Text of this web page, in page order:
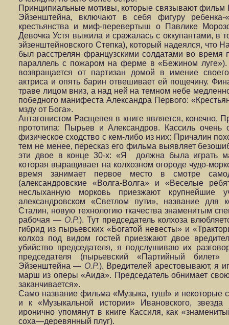
Принципиальные мотивы, которые связывают
Эйзенштейна, включают в себя фигуру ребенка-
крестьянства и миф-перевертыш о Павлике
Девочка Устя выжила и сражалась с оккупантами, в
эйзенштейновского Степка), который надеялся, что
был расстрелян французскими солдатами во время
параллель с пожаром на ферме в «Бежином луге»).
возвращается от партизан домой в имение
актриса и опять барин отвешивает ей пощечину.
траве лицом вниз, а над ней на темном небе
победного манифеста Александра Первого:
мзду от Бога».
Антагонистом Расщепея в книге является, конечно,
прототипа: Пырьев и Александров. Кассиль
физическое сходство с кем-либо из них: Причалин
тем не менее, пересказ его фильма выявляет
эти двое в конце 30-х: «Я должна была играть
которая выращивает на колхозном огороде чудо-
время занимает первое место в смотре
(александровские «Волга-Волга» и «Веселые
неслыханную морковь приезжают крупнейшие
александровском «Светлом пути», название для
Сталин, новую технологию ткачества знаменитым
рабочая — О.Р.). Тут председатель колхоза
гибрид из пырьевских «Богатой невесты» и
колхоз под видом гостей приезжают двое
убийство председателя, я подслушиваю их
председателя (пырьевский «Партийный
Эйзенштейна — О.Р.). Вредителей арестовывают, я
марш из оперы «Аида». Председатель обнимает
заканчивается».
Само название фильма «Музыка, туш!» и некоторые
и к «Музыкальной истории» Ивановского,
иронично упомянут в книге Кассиля, как
соха—деревянный плуг).